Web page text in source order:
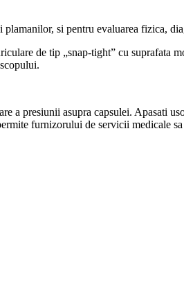
si pentru evaluarea fizica,
de tip „snap-tight” cu suprafata
a presiunii asupra capsulei. Apasati
furnizorului de servicii medicale